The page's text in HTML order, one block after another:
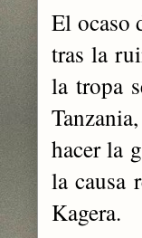
El ocaso
tras la
la tropa
hacer la
la causa
Kagera. ​